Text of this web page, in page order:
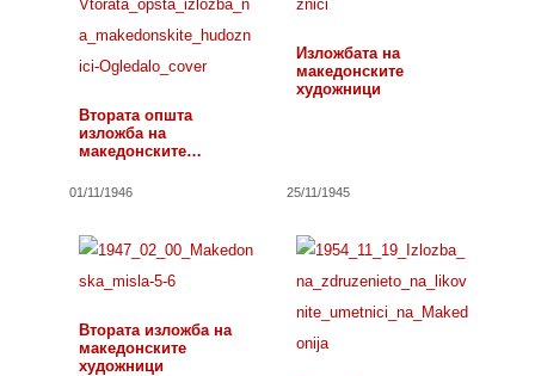
Втората општа
изложба на
македонските
01/11/1946
Изложбата на
македонските
художници
25/11/1945
Втората изложба на
македонските
художници